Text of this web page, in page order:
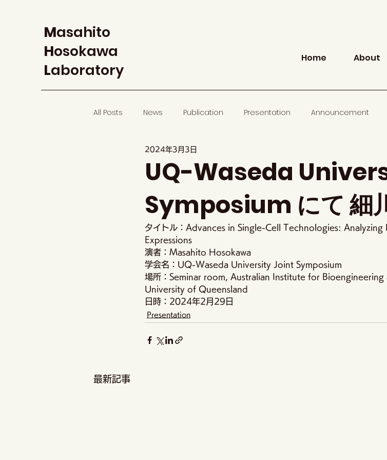
Masahito
Hosokawa
Laboratory
Home About
All Posts News Publication Presentation Announcement
UQ-Waseda
Symposium にて 細
2024年3月3日
タイトル：Advances in Single-Cell Technologies:
Expressions
演者：Masahito Hosokawa
学会名：UQ-Waseda University Joint Symposium
場所：Seminar room, Australian Institute for
University of Queensland
日時：2024年2月29日
Presentation
最新記事